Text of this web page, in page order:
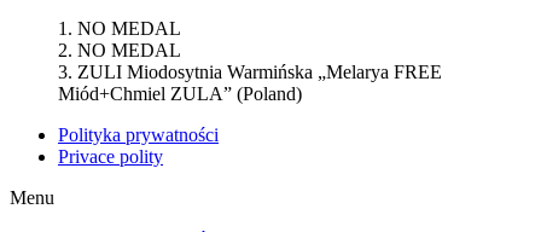
NO MEDAL
NO MEDAL
ZULI Miodosytnia Warmińska „Melarya FREE
Miód+Chmiel ZULA” (Poland)
Polityka prywatności
Privace polity
Menu